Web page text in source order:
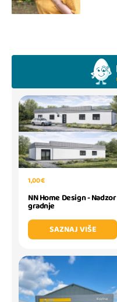
1,00 €
NN Home Design - Nadzor
gradnje
SAZNAJ VIŠE